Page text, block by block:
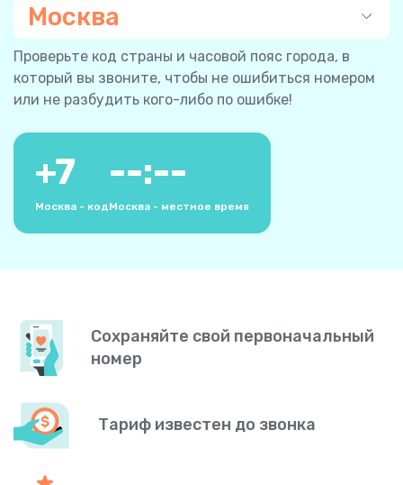
Москва
Проверьте код страны и часовой пояс города, в
который вы звоните, чтобы не ошибиться номером
или не разбудить кого-либо по ошибке!
+7
Москва - код
--:--
Москва - местное время
Сохраняйте свой первоначальный
номер
Тариф известен до звонка